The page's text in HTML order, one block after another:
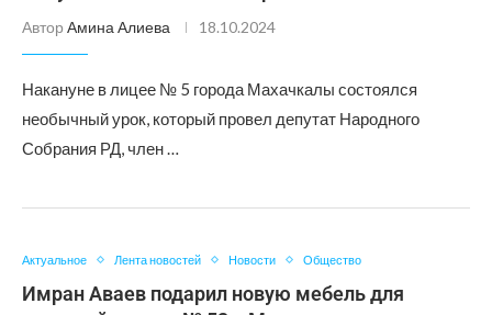
Автор Амина Алиева 18.10.2024
Накануне в лицее № 5 города Махачкалы состоялся
необычный урок, который провел депутат Народного
Собрания РД, член …
Актуальное Лента новостей Новости Общество
Имран Аваев подарил новую мебель для